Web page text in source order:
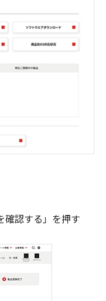
確認する」を押す